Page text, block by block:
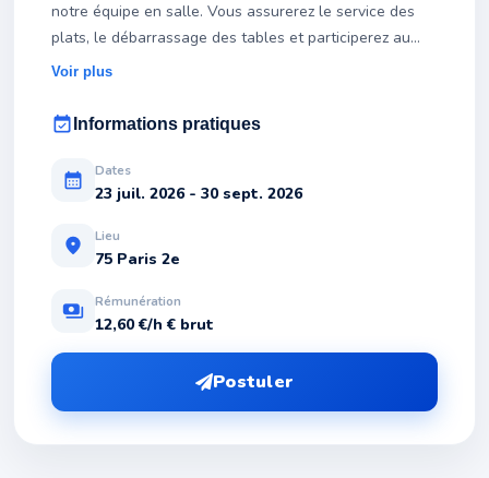
notre équipe en salle. Vous assurerez le service des
plats, le débarrassage des tables et participerez au
bon déroulement du service. Une première expérience
Voir plus
event_available Informations pratiques
calendar_month Dates
23 juil. 2026 - 30 sept. 2026
location_on Lieu
75 Paris 2e
payments Rémunération
12,60 €/h € brut
Postuler